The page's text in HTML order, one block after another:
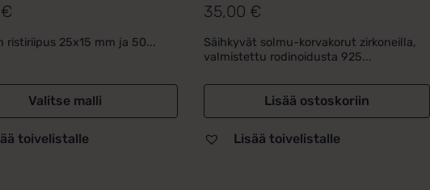
€
ristiriipus 25x15 mm ja 50...
Valitse malli
toivelistalle
Arvostelu
5.00/ 5
35,00 €
Säihkyvät solmu-korvakorut zirkoneilla,
valmistettu rodinoidusta 925...
Lisää ostoskoriin
Lisää toivelistalle